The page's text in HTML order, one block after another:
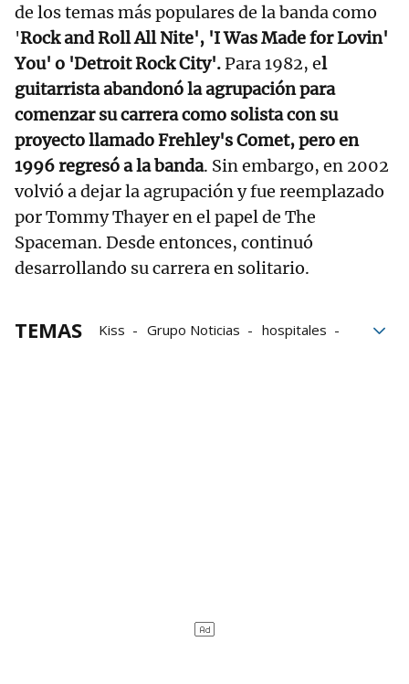
de los temas más populares de la banda como
'Rock and Roll All Nite', 'I Was Made for Lovin'
You' o 'Detroit Rock City'.Para 1982, el
guitarrista abandonó la agrupación para
comenzar su carrera como solista con su
proyecto llamado Frehley's Comet, pero en
1996 regresó a la banda. Sin embargo, en 2002
volvió a dejar la agrupación y fue reemplazado
por Tommy Thayer en el papel de The
Spaceman. Desde entonces, continuó
desarrollando su carrera en solitario.
TEMAS Kiss Grupo Noticias
hospitales